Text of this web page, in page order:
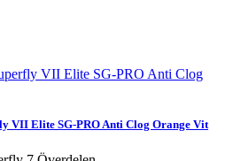
VII Elite SG-PRO Anti Clog Orange Vit